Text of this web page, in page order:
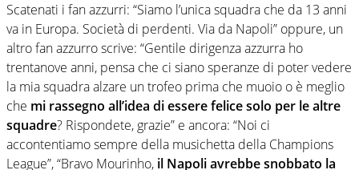
Scatenati i fan azzurri: “Siamo l’unica squadra che da 13 anni
va in Europa. Società di perdenti. Via da Napoli” oppure, un
altro fan azzurro scrive: “Gentile dirigenza azzurra ho
trentanove anni, pensa che ci siano speranze di poter vedere
la mia squadra alzare un trofeo prima che muoio o è meglio
che mi rassegno all’idea di essere felice solo per le altre
squadre? Rispondete, grazie” e ancora: “Noi ci
accontentiamo sempre della musichetta della Champions
League”, “Bravo Mourinho, il Napoli avrebbe snobbato la